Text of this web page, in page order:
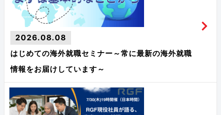
2026.08.08
はじめての海外就職セミナー～常に最新の海外就職
情報をお届けしています～